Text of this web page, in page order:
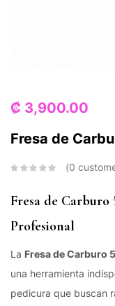
₡ 3,900.00
Fresa de
0
Fresa de Carburo
Profesional
La Fresa de Carburo
una herramienta
pedicura que buscan